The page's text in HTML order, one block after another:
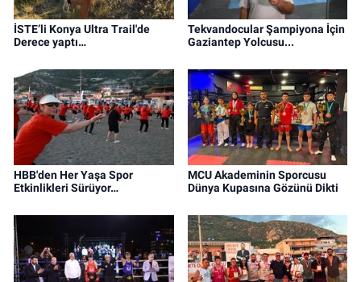
İSTE’li Konya Ultra Trail'de
Derece yaptı…
Tekvandocular Şampiyona İçin
Gaziantep Yolcusu...
HBB'den Her Yaşa Spor
Etkinlikleri Sürüyor…
MCU Akademinin Sporcusu
Dünya Kupasına Gözünü Dikti